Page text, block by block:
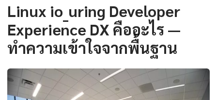
Linux io_uring Developer
Experience DX คืออะไร —
ทำความเข้าใจจากพื้นฐาน